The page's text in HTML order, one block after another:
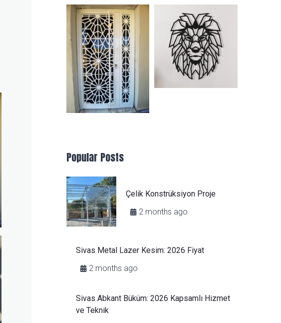
Popular Posts
Çelik Konstrüksiyon Proje
2 months ago
Sivas Metal Lazer Kesim: 2026 Fiyat
2 months ago
Sivas Abkant Büküm: 2026 Kapsamlı Hizmet
ve Teknik